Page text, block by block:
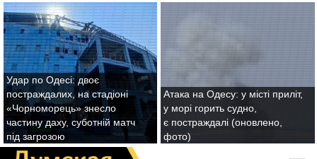
Удар по Одесі: двоє
постраждалих, на стадіоні
«Чорноморець» знесло
частину даху, суботній матч
під загрозою
Атака на Одесу: у місті приліт,
у морі горить судно,
є постраждалі (оновлено,
фото)